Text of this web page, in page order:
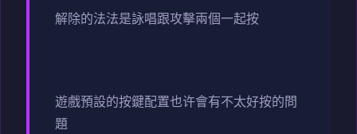
解除的法法是詠唱跟攻擊兩個一起按
遊戲預設的按鍵配置也许會有不太好按的問
題